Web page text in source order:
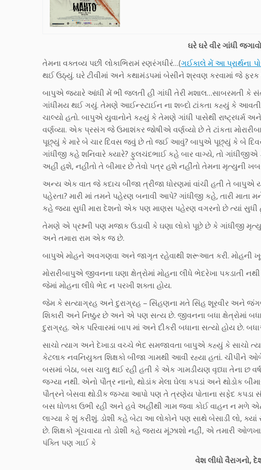
ઘરે ઘરે વીર ગાંધી
તેમના વક્તવ્ય પછી લોકાભિરામં રણરંગધીરં…(ગઈકાલે મેં આ પ્રાર્થના
થઈ ઉઠ્યું. ઘરે ટીવીમાં અને કથામંડપમાં બેસીને શ્રવણ કરવામાં જે
બાપુએ જ્યારે આંધી મેં ભી જલતી હી ગાંધી તેરી મશાલ…સાબરમતી કે
ગાંધીમય થઈ ગયું. તેમણે આઈન્સ્ટાઈન ના શબ્દો ટાંકતા કહ્યું કે
ચાલ્યો હતો. બાપુએ યુવાનોને કહ્યું કે તેમણે ગાંધી પાસેથી રાષ્ટ્રધર્મ
વર્ણવ્યા. એક પ્રસંગ જે ઉમાશંકર જોષીએ વર્ણવ્યો છે તે ટાંકતા
પૂછ્યું કે મારે બે ચાર દિવસ જવું છે તો જઈ આવું? બાપુએ પૂછ્યું કે બે દિવસ
ગાંધીજી કહે શનિવારે ક્યારે? ફુલચંદભાઈ કહે બાર વાગ્યે, તો
અહીં હશે, નહીંતો તે બીમાર છે તેવો પત્ર હશે નહીંતો તેમના મૃત્યુની
અન્ય એક વાત જે કદાચ બીજા ત્રીજા ધોરણમાં વાંચી હતી તે
પહેરતા? મારી માં તમને પહેરણ બનાવી આપે? ગાંધીજી કહે, તારી
કહે જ્યા સુધી મારા દેશનો એક પણ માણસ પહેરણ વગરનો છે ત્યાં
તેમણે એ પ્રશ્નની પણ મજાક ઉડાવી કે ઘણા લોકો પૂછે છે કે ગાંધીજી
અને તમારા રામ એક જ છે.
બાપુએ મોહને અવગણવા અને જાગૃત રહેવાથી શરૂઆત કરી. મોહની
મોરારીબાપુએ જીવનના ઘણા ક્ષેત્રોમાં મોહના લીધે ભેદરેખા પકડાતી
જેમાં મોહના લીધે ભેદ ન પરખી શક્તા હોય.
જેમ કે સત્યાગ્રહ અને દુરાગ્રહ – સિંહણના મતે સિંહ શૂરવીર અને
શિકારી અને નિષ્ઠુર છે અને એ પણ સત્ય છે. જીવનના બધા ક્ષેત્રોમાં
દુરાગ્રહ. એક પરિવારમાં બાપ માં અને દીકરી બધાના સત્યો હોય છે.
સાચો ત્યાગ અને દેખાડા વચ્ચે ભેદ સમજાવતા બાપુએ કહ્યું કે સાચો
કેટલાક નવનિયુક્ત શિક્ષકો બીજા ગામથી આવી રહ્યા હતાં. ચીપીને
બસમાં બેઠા, બસ ચાલુ થઈ રહી હતી કે એક ગામડીયણ વૃધ્ધા તેના છ
જગ્યા નથી. એનો પૌત્ર નાનો, થોડાંક મેલા ઘેલા કપડાં અને થોડોક
પૌત્રને બેસવા થોડીક જગ્યા આપો પણ તે ત્રણેય પોતાના સફેદ કપડા
બસ ધોળકા ઉભી રહી અને હવે અહીંથી ગામ જવા કોઈ વાહન ન મળે
લાગ્યા કે શું કરીશું. ડોશી કહે બેટા આ લોકોને પણ સાથે બેસાડી લો,
છે. શિક્ષકો ગૂંચવાયા તો ડોશી કહે જરાય મૂંઝાશો નહીં, એ તમારી
પંક્તિ પણ ગાઈ કે
વેશ લીધો વૈરાગનો,